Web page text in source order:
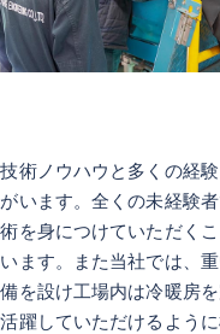
術ノウハウと多くの経
います。全くの未経験
を身につけていただく
ます。また当社では、
を設け工場内は冷暖房
躍していただけるよう